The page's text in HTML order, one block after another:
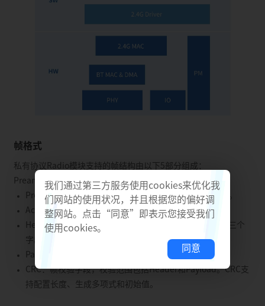
帧格式
私有协议Radio模块支持的帧结构由以下5部分组成：
Preamble、Access Address、Header、Payload和CRC。
Preamble：长度可配置，多字节时每个字节的内容相同。
Access Address：用于设备过滤，长度和内容可配置。
Header：包含Header Prefix、Length和Header Suffix三个
字段，每个字段的长度和内容都可以独立配置。
Payload：长度可变，由Header里的Length字段指定。
CRC：帧校验字段，校验范围包括Header和Payload。CRC支
持配置长度、生成多项式和初始值。
我们通过第三方服务使用cookies来优化我
们网站的使用状况，并且根据您的偏好调
整网站。点击“同意”即表示您接受我们
使用cookies。
同意